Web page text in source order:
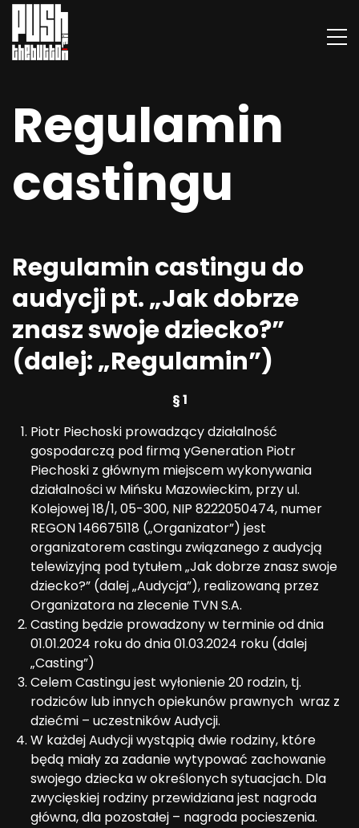
Regulamin
castingu
Regulamin castingu do
audycji pt. „Jak dobrze
znasz swoje dziecko?”
(dalej: „Regulamin”)
§ 1
Piotr Piechoski prowadzący działalność
gospodarczą pod firmą yGeneration Piotr
Piechoski z głównym miejscem wykonywania
działalności w Mińsku Mazowieckim, przy ul.
Kolejowej 18/1, 05-300, NIP 8222050474, numer
REGON 146675118 („Organizator”) jest
organizatorem castingu związanego z audycją
telewizyjną pod tytułem „Jak dobrze znasz swoje
dziecko?” (dalej „Audycja”), realizowaną przez
Organizatora na zlecenie TVN S.A.
Casting będzie prowadzony w terminie od dnia
01.01.2024 roku do dnia 01.03.2024 roku (dalej
„Casting”)
Celem Castingu jest wyłonienie 20 rodzin, tj.
rodziców lub innych opiekunów prawnych wraz z
dziećmi – uczestników Audycji.
W każdej Audycji wystąpią dwie rodziny, które
będą miały za zadanie wytypować zachowanie
swojego dziecka w określonych sytuacjach. Dla
zwycięskiej rodziny przewidziana jest nagroda
główna, dla pozostałej – nagroda pocieszenia.